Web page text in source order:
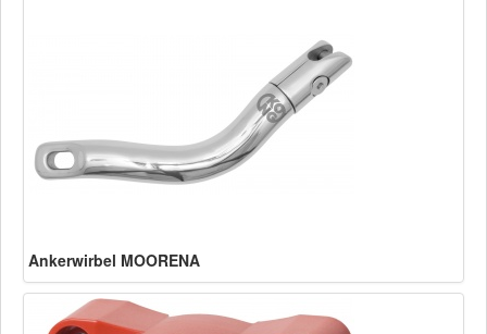
Ankerwirbel MOORENA